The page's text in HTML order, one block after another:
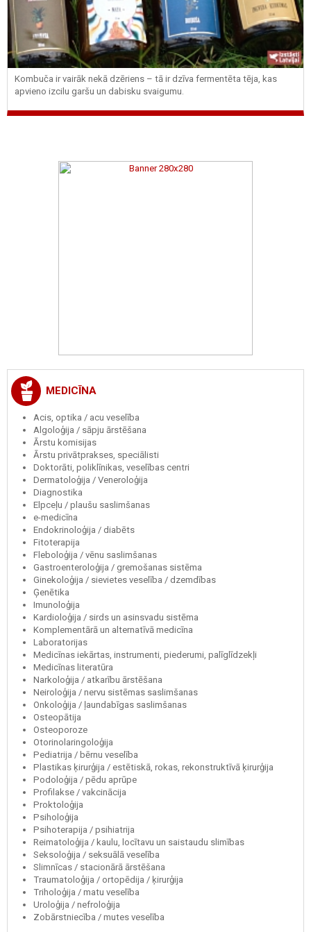
Kombuča ir vairāk nekā dzēriens – tā ir dzīva fermentēta tēja, kas
apvieno izcilu garšu un dabisku svaigumu.
MEDICĪNA
Acis, optika / acu veselība
Algoloģija / sāpju ārstēšana
Ārstu komisijas
Ārstu privātprakses, speciālisti
Doktorāti, poliklīnikas, veselības centri
Dermatoloģija / Veneroloģija
Diagnostika
Elpceļu / plaušu saslimšanas
e-medicīna
Endokrinoloģija / diabēts
Fitoterapija
Fleboloģija / vēnu saslimšanas
Gastroenteroloģija / gremošanas sistēma
Ginekoloģija / sievietes veselība / dzemdības
Ģenētika
Imunoloģija
Kardioloģija / sirds un asinsvadu sistēma
Komplementārā un alternatīvā medicīna
Laboratorijas
Medicīnas iekārtas, instrumenti, piederumi, palīglīdzekļi
Medicīnas literatūra
Narkoloģija / atkarību ārstēšana
Neiroloģija / nervu sistēmas saslimšanas
Onkoloģija / ļaundabīgas saslimšanas
Osteopātija
Osteoporoze
Otorinolaringoloģija
Pediatrija / bērnu veselība
Plastikas ķirurģija / estētiskā, rokas, rekonstruktīvā ķirurģija
Podoloģija / pēdu aprūpe
Profilakse / vakcinācija
Proktoloģija
Psiholoģija
Psihoterapija / psihiatrija
Reimatoloģija / kaulu, locītavu un saistaudu slimības
Seksoloģija / seksuālā veselība
Slimnīcas / stacionārā ārstēšana
Traumatoloģija / ortopēdija / ķirurģija
Triholoģija / matu veselība
Uroloģija / nefroloģija
Zobārstniecība / mutes veselība